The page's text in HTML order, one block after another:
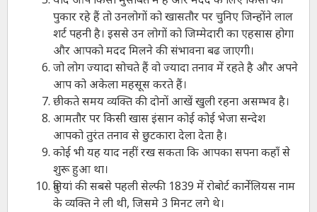
पुकार रहे हैं तो उनलोगों को खासतौर पर चुनिए जिन्होंने लाल
शर्ट पहनी है। इससे उन लोगों को जिम्मेदारी का एहसास होगा
और आपको मदद मिलने की संभावना बढ जाएगी।
जो लोग ज्यादा सोचते हैं वो ज्यादा तनाव में रहते है और अपने
आप को अकेला महसूस करते हैं।
छीकते समय व्यक्ति की दोनों आखें खुली रहना असम्भव है।
आमतौर पर किसी खास इंसान कोई कोई भेजा सन्देश
आपको तुरंत तनाव से छुटकारा देला देता है।
कोई भी यह याद नहीं रख सकता कि आपका सपना कहाँ से
शुरू हुआ था।
दुनियां की सबसे पहली सेल्फी 1839 में रोबोर्ट कार्नेलियस नाम
के व्यक्ति ने ली थी, जिसमे 3 मिनट लगे थे।